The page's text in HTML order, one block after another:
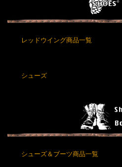
レッドウイング商品一覧
シューズ
シューズ＆ブーツ商品一覧